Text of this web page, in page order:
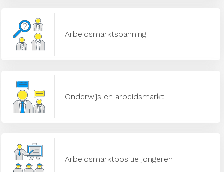
Arbeidsmarktspanning
Onderwijs en arbeidsmarkt
Arbeidsmarktpositie jongeren